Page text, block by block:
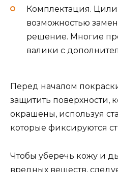
Комплектация.
возможностью
решение. Многие
валики с
Перед началом
защитить поверхности,
окрашены, используя
которые фиксируются
Чтобы уберечь кожу и
вредных веществ,